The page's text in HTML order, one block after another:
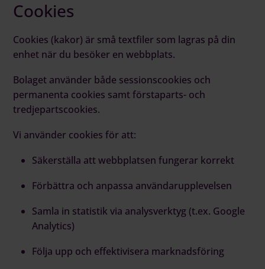
Cookies
Cookies (kakor) är små textfiler som lagras på din
enhet när du besöker en webbplats.
Bolaget använder både sessionscookies och
permanenta cookies samt förstaparts- och
tredjepartscookies.
Vi använder cookies för att:
Säkerställa att webbplatsen fungerar korrekt
Förbättra och anpassa användarupplevelsen
Samla in statistik via analysverktyg (t.ex. Google
Analytics)
Följa upp och effektivisera marknadsföring